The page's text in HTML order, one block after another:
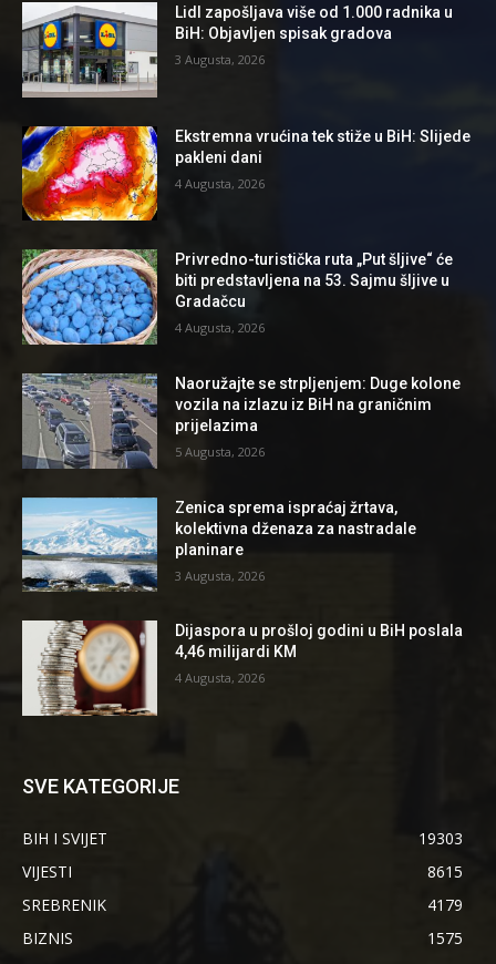
Lidl zapošljava više od 1.000 radnika u
BiH: Objavljen spisak gradova
3 Augusta, 2026
Ekstremna vrućina tek stiže u BiH: Slijede
pakleni dani
4 Augusta, 2026
Privredno-turistička ruta „Put šljive“ će
biti predstavljena na 53. Sajmu šljive u
Gradačcu
4 Augusta, 2026
Naoružajte se strpljenjem: Duge kolone
vozila na izlazu iz BiH na graničnim
prijelazima
5 Augusta, 2026
Zenica sprema ispraćaj žrtava,
kolektivna dženaza za nastradale
planinare
3 Augusta, 2026
Dijaspora u prošloj godini u BiH poslala
4,46 milijardi KM
4 Augusta, 2026
SVE KATEGORIJE
BIH I SVIJET
19303
VIJESTI
8615
SREBRENIK
4179
BIZNIS
1575